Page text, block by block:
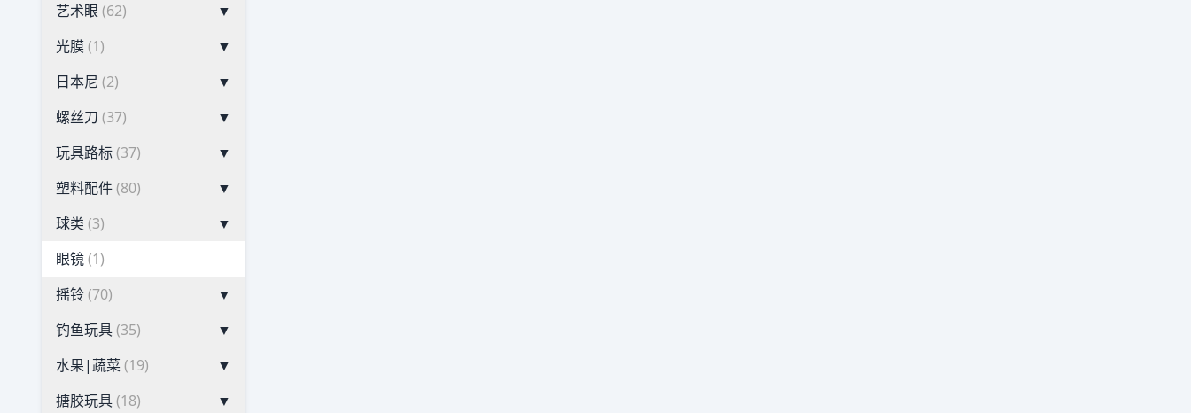
艺术眼 (62)
▼
光膜(1)
▼
日本尼 (2)
▼
螺丝刀 (37)
▼
玩具路标(37)
▼
塑料配件(80)
▼
球类 (3)
▼
眼镜(1)
摇铃(70)
▼
钓鱼玩具(35)
▼
水果|蔬菜(19)
▼
搪胶玩具(18) ▼